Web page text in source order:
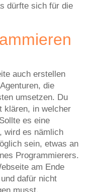
dürfte sich für die
auch erstellen
die
umsetzen. Du
klären, in welcher
es eine
wird es nämlich
sein, etwas an
Programmierers.
am Ende
dafür nicht